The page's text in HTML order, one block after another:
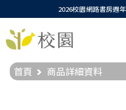
2026校園網路書房週
首頁 商品詳細資料